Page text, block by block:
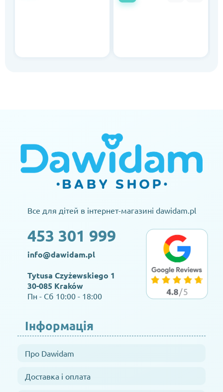
Все для дітей в інтернет-магазині dawidam.pl
453 301 999
info@dawidam.pl
Tytusa Czyżewskiego 1
30-085 Kraków
Пн - Сб 10:00 - 18:00
Інформація
Про Dawidam
Доставка і оплата